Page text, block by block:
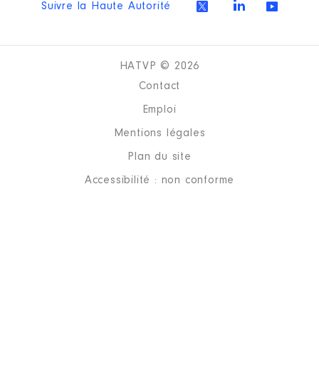
Suivre la Haute Autorité
HATVP © 2026
Contact
Emploi
Mentions légales
Plan du site
Accessibilité : non conforme